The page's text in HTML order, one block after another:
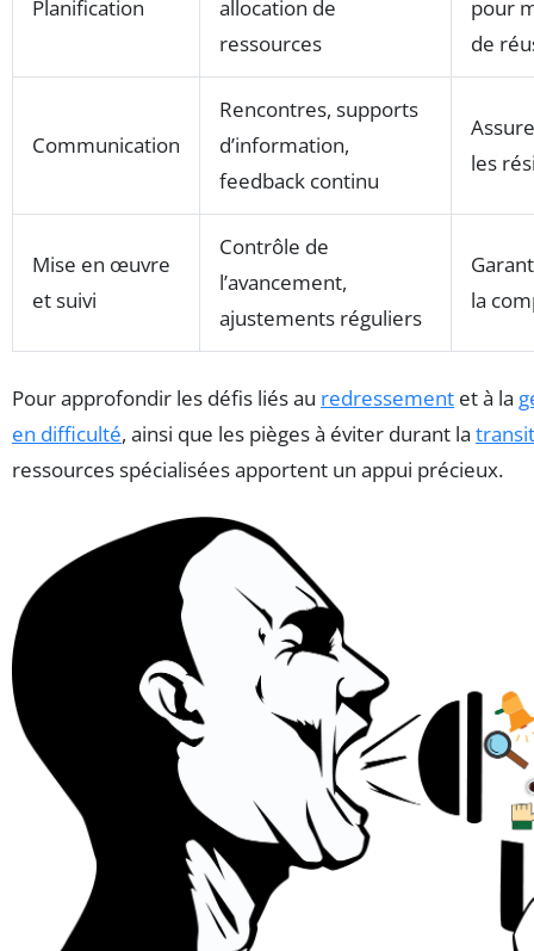
Planification
allocation de
ressources
pour
de
Communication
Rencontres, supports
d’information,
feedback continu
les
Mise en œuvre
et suivi
Contrôle de
l’avancement,
ajustements réguliers
la
Pour approfondir les défis liés au redressement et à la
en difficulté, ainsi que les pièges à éviter durant la
ressources spécialisées apportent un appui précieux.